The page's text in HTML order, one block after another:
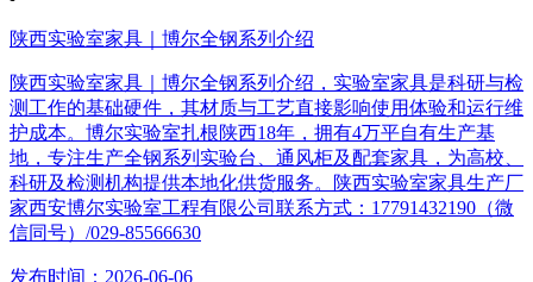
陕西实验室家具｜博尔全钢系列介绍
陕西实验室家具｜博尔全钢系列介绍，实验室家具是科研与检
测工作的基础硬件，其材质与工艺直接影响使用体验和运行维
护成本。博尔实验室扎根陕西18年，拥有4万平自有生产基
地，专注生产全钢系列实验台、通风柜及配套家具，为高校、
科研及检测机构提供本地化供货服务。陕西实验室家具生产厂
家西安博尔实验室工程有限公司联系方式：17791432190（微
信同号）/029-85566630
发布时间：2026-06-06